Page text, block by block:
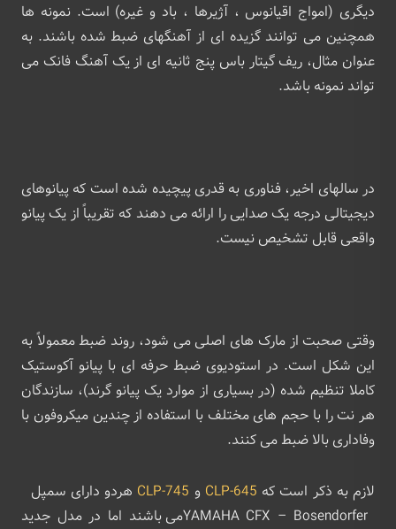
دیگری (امواج اقیانوس ، آژیرها ، باد و غیره) است. نمونه ها
همچنین می توانند گزیده ای از آهنگهای ضبط شده باشند. به
عنوان مثال، ریف گیتار باس پنج ثانیه ای از یک آهنگ فانک می
تواند نمونه باشد.
در سالهای اخیر، فناوری به قدری پیچیده شده است که پیانوهای
دیجیتالی درجه یک صدایی را ارائه می دهند که تقریباً از یک پیانو
واقعی قابل تشخیص نیست.
وقتی صحبت از مارک های اصلی می شود، روند ضبط معمولاً به
این شکل است. در استودیوی ضبط حرفه ای با پیانو آکوستیک
کاملا تنظیم شده (در بسیاری از موارد یک پیانو گرند)، سازندگان
هر نت را با حجم های مختلف با استفاده از چندین میکروفون با
وفاداری بالا ضبط می کنند.
لازم به ذکر است که CLP-645 و CLP-745 هردو دارای سمپل
YAMAHA CFX – Bosendorferمی باشند اما در مدل جدید